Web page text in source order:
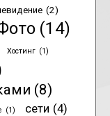
(2)
(14)
Хостинг (1)
(8)
(1) сети (4)